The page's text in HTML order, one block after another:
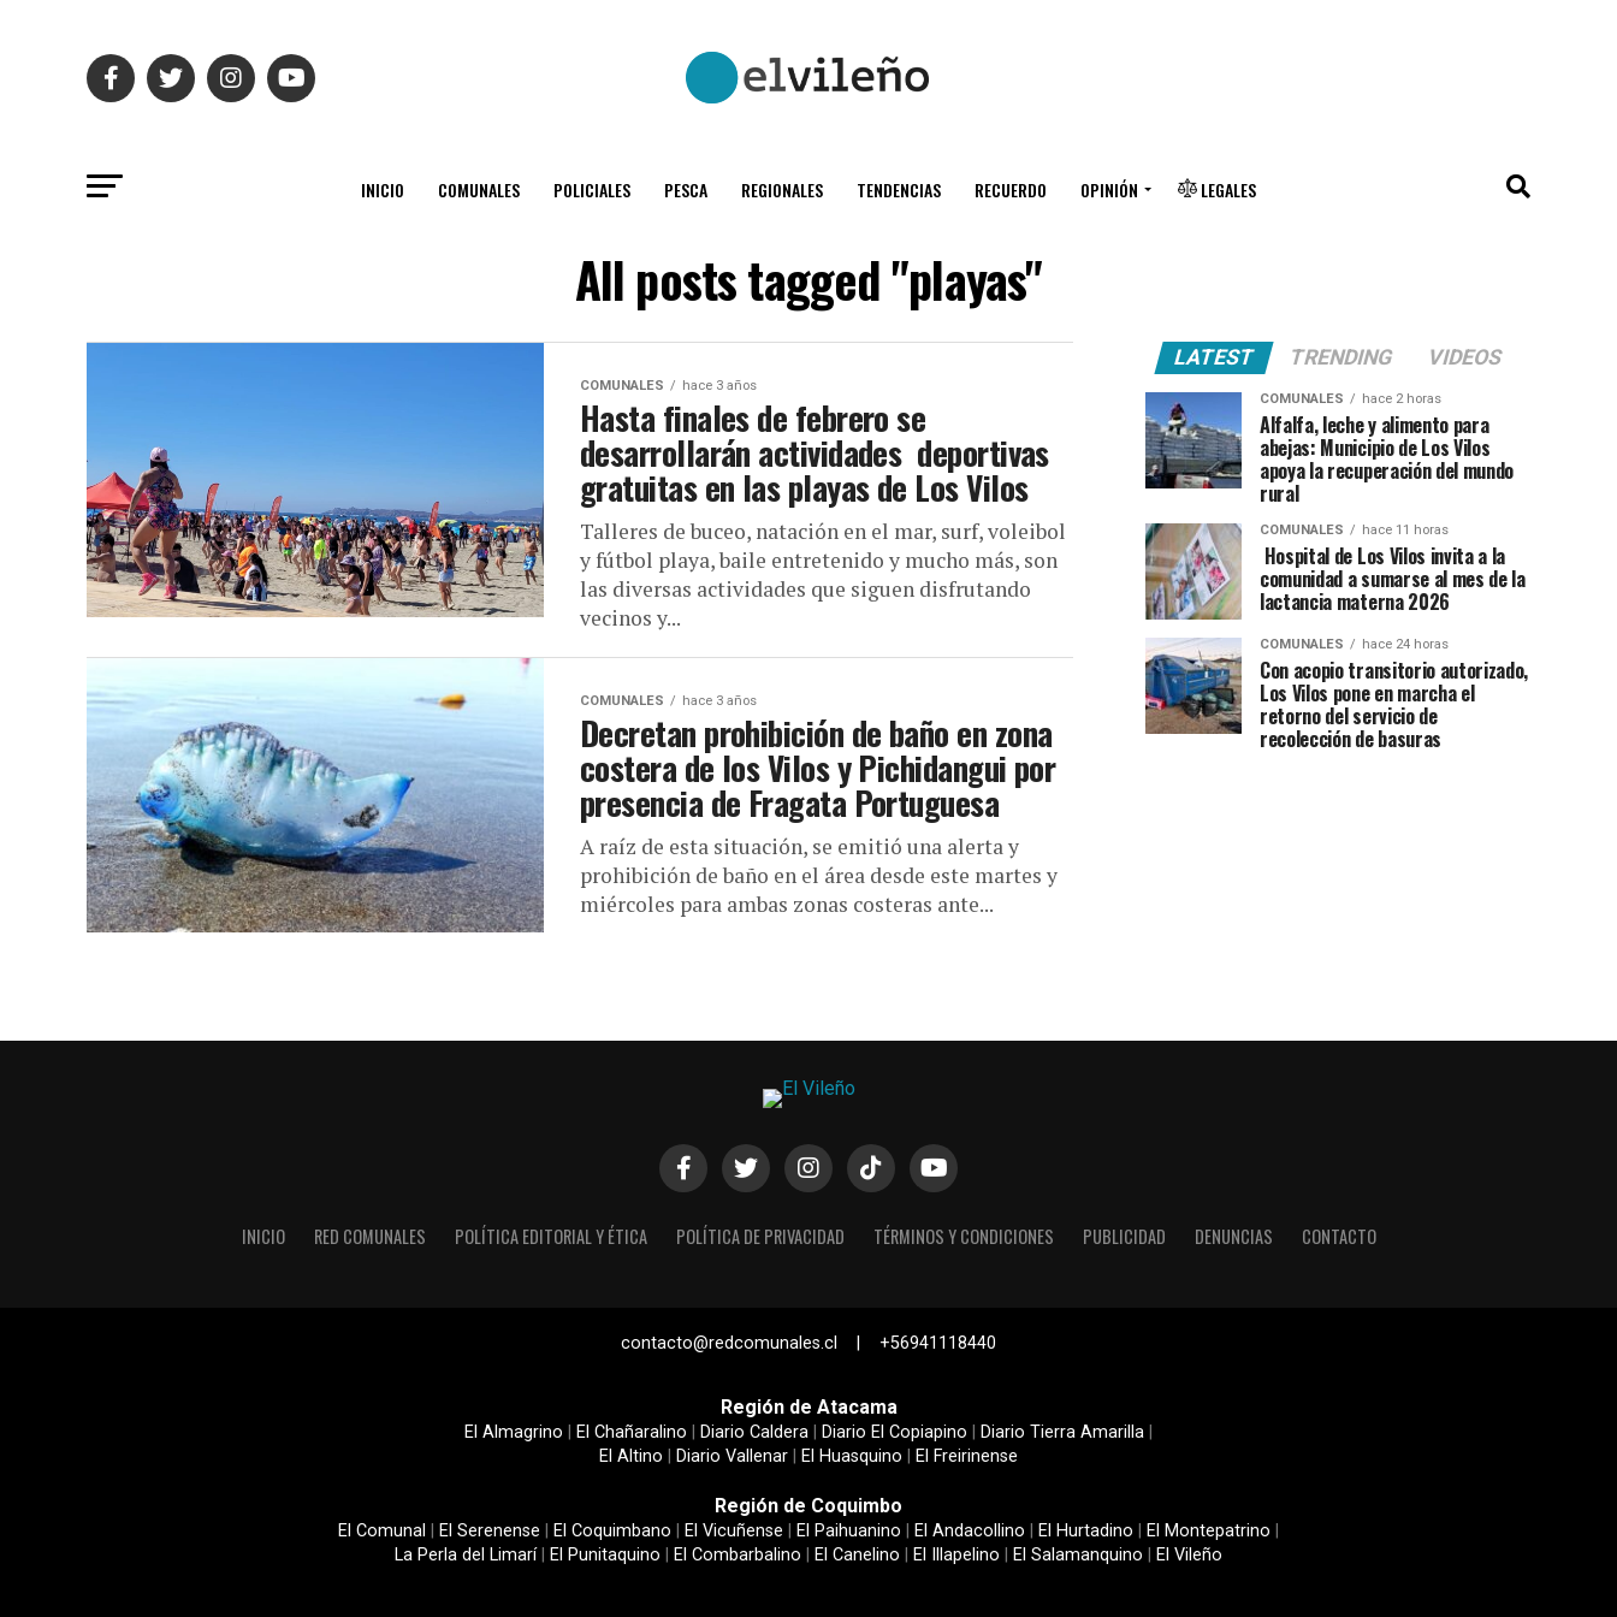
INICIO COMUNALES POLICIALES PESCA REGIONALES TENDENCIAS RECUERDO OPINIÓN LEGALES
All posts tagged "playas"
COMUNALES hace 3 años
Hasta finales de febrero se
desarrollarán actividades deportivas
gratuitas en las playas de Los Vilos
Talleres de buceo, natación en el mar, surf, voleibol
y fútbol playa, baile entretenido y mucho más, son
las diversas actividades que siguen disfrutando
vecinos y...
COMUNALES hace 3 años
Decretan prohibición de baño en zona
costera de los Vilos y Pichidangui por
presencia de Fragata Portuguesa
A raíz de esta situación, se emitió una alerta y
prohibición de baño en el área desde este martes y
miércoles para ambas zonas costeras ante...
LATEST TRENDING VIDEOS
COMUNALES hace 2 horas
Alfalfa, leche y alimento para
abejas: Municipio de Los Vilos
apoya la recuperación del mundo
rural
COMUNALES hace 11 horas
Hospital de Los Vilos invita a la
comunidad a sumarse al mes de la
lactancia materna 2026
COMUNALES hace 24 horas
Con acopio transitorio autorizado,
Los Vilos pone en marcha el
retorno del servicio de
recolección de basuras
INICIO RED COMUNALES POLÍTICA EDITORIAL Y ÉTICA POLÍTICA DE PRIVACIDAD TÉRMINOS Y CONDICIONES PUBLICIDAD DENUNCIAS CONTACTO
contacto@redcomunales.cl | +56941118440
Región de Atacama
El Almagrino El Chañaralino Diario Caldera Diario El Copiapino Diario Tierra Amarilla
El Altino
Diario Vallenar El Huasquino El Freirinense
Región de Coquimbo
El Comunal El Serenense El Coquimbano El Vicuñense El Paihuanino El Andacollino El Hurtadino El Montepatrino
La Perla del Limarí| El Punitaquino El Combarbalino El Canelino El Illapelino El Salamanquino El Vileño